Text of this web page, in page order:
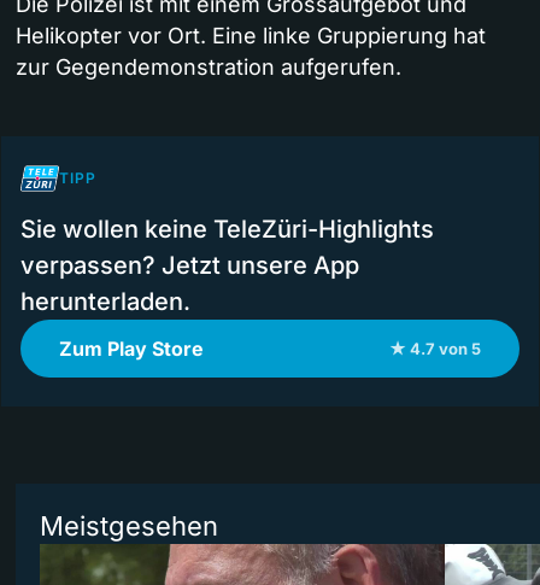
Helikopter vor Ort. Eine linke Gruppierung hat
zur Gegendemonstration aufgerufen.
TIPP
Sie wollen keine TeleZüri-Highlights
verpassen? Jetzt unsere App
herunterladen.
Zum Play Store ★ 4.7 von 5
Meistgesehen